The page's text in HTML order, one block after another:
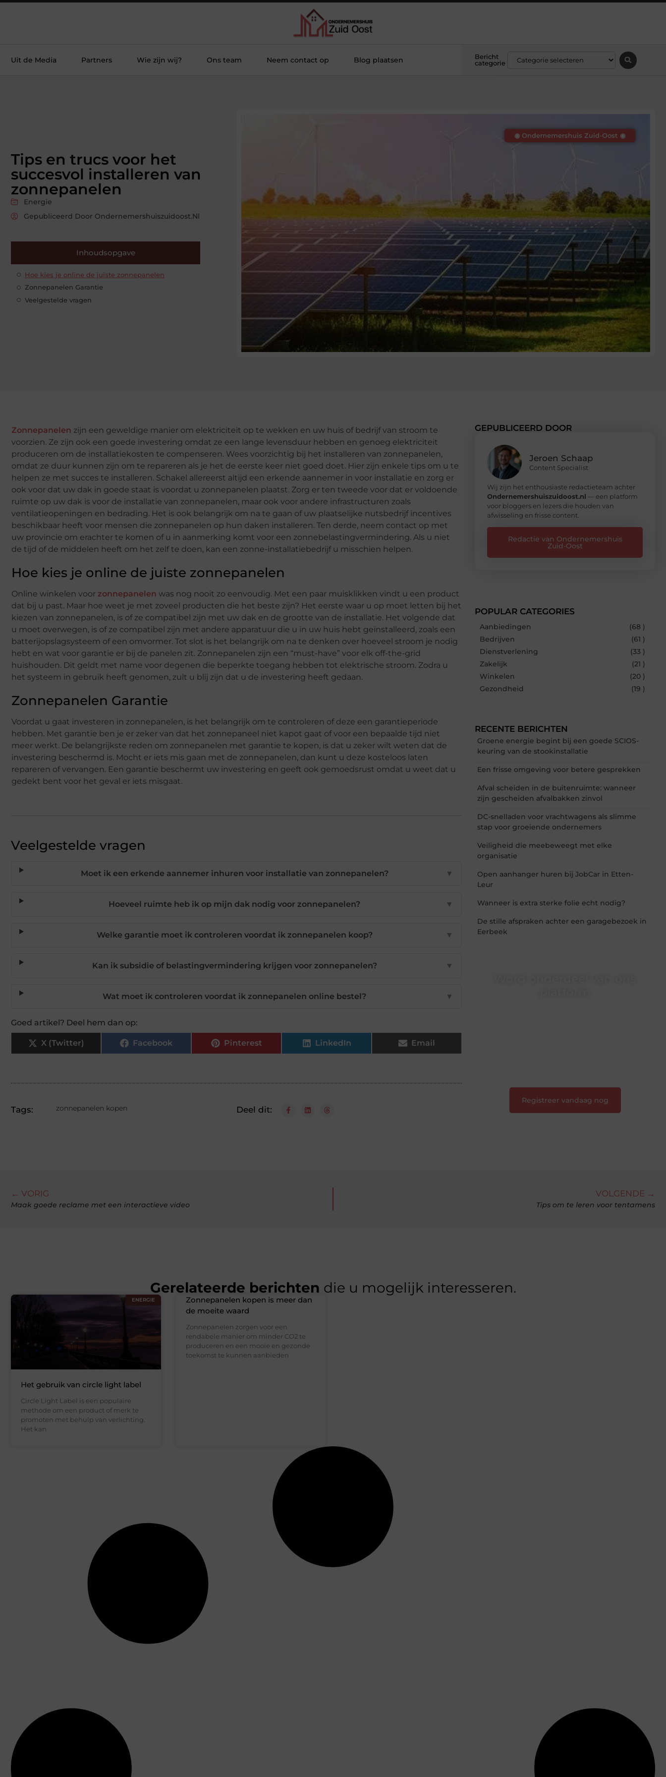
Uit de Media Partners Wie zijn wij? Ons team Neem contact op Blog plaatsen
Bericht
categorie
Tips en trucs voor het
succesvol installeren van
zonnepanelen
Energie
Gepubliceerd Door Ondernemershuiszuidoost.nl
Inhoudsopgave
Hoe kies je online de juiste zonnepanelen
Zonnepanelen Garantie
Veelgestelde vragen
◉ Ondernemershuis Zuid-Oost ◉
Zonnepanelen zijn een geweldige manier om elektriciteit op te wekken en uw huis of bedrijf van stroom te
voorzien. Ze zijn ook een goede investering omdat ze een lange levensduur hebben en genoeg elektriciteit
produceren om de installatiekosten te compenseren. Wees voorzichtig bij het installeren van zonnepanelen,
omdat ze duur kunnen zijn om te repareren als je het de eerste keer niet goed doet. Hier zijn enkele tips om u te
helpen ze met succes te installeren. Schakel allereerst altijd een erkende aannemer in voor installatie en zorg er
ook voor dat uw dak in goede staat is voordat u zonnepanelen plaatst. Zorg er ten tweede voor dat er voldoende
ruimte op uw dak is voor de installatie van zonnepanelen, maar ook voor andere infrastructuren zoals
ventilatieopeningen en bedrading. Het is ook belangrijk om na te gaan of uw plaatselijke nutsbedrijf incentives
beschikbaar heeft voor mensen die zonnepanelen op hun daken installeren. Ten derde, neem contact op met
uw provincie om erachter te komen of u in aanmerking komt voor een zonnebelastingvermindering. Als u niet
de tijd of de middelen heeft om het zelf te doen, kan een zonne-installatiebedrijf u misschien helpen.
Hoe kies je online de juiste zonnepanelen
Online winkelen voor zonnepanelen was nog nooit zo eenvoudig. Met een paar muisklikken vindt u een product
dat bij u past. Maar hoe weet je met zoveel producten die het beste zijn? Het eerste waar u op moet letten bij het
kiezen van zonnepanelen, is of ze compatibel zijn met uw dak en de grootte van de installatie. Het volgende dat
u moet overwegen, is of ze compatibel zijn met andere apparatuur die u in uw huis hebt geïnstalleerd, zoals een
batterijopslagsysteem of een omvormer. Tot slot is het belangrijk om na te denken over hoeveel stroom je nodig
hebt en wat voor garantie er bij de panelen zit. Zonnepanelen zijn een “must-have” voor elk off-the-grid
huishouden. Dit geldt met name voor degenen die beperkte toegang hebben tot elektrische stroom. Zodra u
het systeem in gebruik heeft genomen, zult u blij zijn dat u de investering heeft gedaan.
Zonnepanelen Garantie
Voordat u gaat investeren in zonnepanelen, is het belangrijk om te controleren of deze een garantieperiode
hebben. Met garantie ben je er zeker van dat het zonnepaneel niet kapot gaat of voor een bepaalde tijd niet
meer werkt. De belangrijkste reden om zonnepanelen met garantie te kopen, is dat u zeker wilt weten dat de
investering beschermd is. Mocht er iets mis gaan met de zonnepanelen, dan kunt u deze kosteloos laten
repareren of vervangen. Een garantie beschermt uw investering en geeft ook gemoedsrust omdat u weet dat u
gedekt bent voor het geval er iets misgaat.
Veelgestelde vragen
Moet ik een erkende aannemer inhuren voor installatie van zonnepanelen? ▼
Hoeveel ruimte heb ik op mijn dak nodig voor zonnepanelen? ▼
Welke garantie moet ik controleren voordat ik zonnepanelen koop? ▼
Kan ik subsidie of belastingvermindering krijgen voor zonnepanelen? ▼
Wat moet ik controleren voordat ik zonnepanelen online bestel? ▼
Goed artikel? Deel hem dan op:
X (Twitter) Facebook Pinterest LinkedIn Email
Tags: zonnepanelen kopen Deel dit:
GEPUBLICEERD DOOR
Jeroen Schaap
Content Specialist
Wij zijn het enthousiaste redactieteam achter
Ondernemershuiszuidoost.nl — een platform
voor bloggers en lezers die houden van
afwisseling en frisse content.
Redactie van Ondernemershuis
Zuid-Oost
POPULAR CATEGORIES
Aanbiedingen
(68 )
Bedrijven
(61 )
Dienstverlening
(33 )
Zakelijk
(21 )
Winkelen
(20 )
Gezondheid
(19 )
RECENTE BERICHTEN
Groene energie begint bij een goede SCIOS-
keuring van de stookinstallatie
Een frisse omgeving voor betere gesprekken
Afval scheiden in de buitenruimte: wanneer
zijn gescheiden afvalbakken zinvol
DC-snelladen voor vrachtwagens als slimme
stap voor groeiende ondernemers
Veiligheid die meebeweegt met elke
organisatie
Open aanhanger huren bij JobCar in Etten-
Leur
Wanneer is extra sterke folie echt nodig?
De stille afspraken achter een garagebezoek in
Eerbeek
Registreer vandaag nog
← VORIG
Maak goede reclame met een interactieve video
VOLGENDE →
Tips om te leren voor tentamens
Gerelateerde berichten die u mogelijk interesseren.
ENERGIE
Het gebruik van circle light label
Circle Light Label is een populaire
methode om een product of merk te
promoten met behulp van verlichting.
Het kan
Zonnepanelen kopen is meer dan
de moeite waard
Zonnepanelen zorgen voor een
rendabele manier om minder CO2 te
produceren en een mooie en gezonde
toekomst te kunnen aanbieden